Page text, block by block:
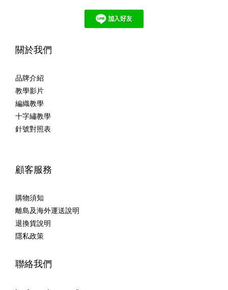
關於我們
品牌介紹
教學影片
編織教學
十字繡教學
針號對照表
顧客服務
購物須知
離島及海外運送說明
退換貨說明
隱私政策
聯絡我們